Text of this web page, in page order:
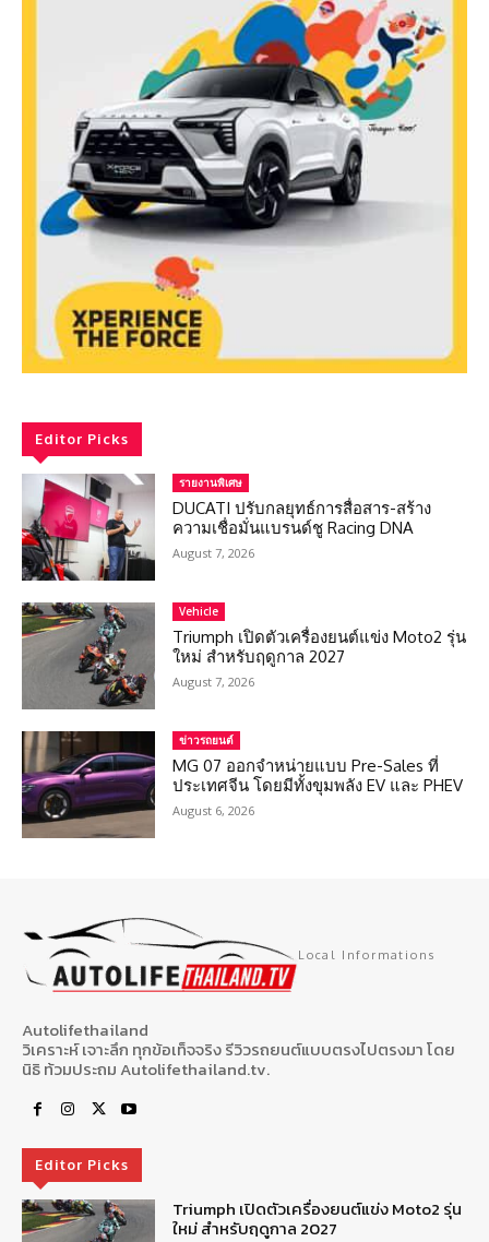
Editor Picks
รายงานพิเศษ
DUCATI ปรับกลยุทธ์การสื่อสาร-สร้าง
ความเชื่อมั่นแบรนด์ชู Racing DNA
August 7, 2026
Vehicle
Triumph เปิดตัวเครื่องยนต์แข่ง Moto2 รุ่น
ใหม่ สำหรับฤดูกาล 2027
August 7, 2026
ข่าวรถยนต์
MG 07 ออกจำหน่ายแบบ Pre-Sales ที่
ประเทศจีน โดยมีทั้งขุมพลัง EV และ PHEV
August 6, 2026
Local Informations
Autolifethailand
วิเคราะห์ เจาะลึก ทุกข้อเท็จจริง รีวิวรถยนต์แบบตรงไปตรงมา โดย
นิธิ ท้วมประถม Autolifethailand.tv.
Editor Picks
Triumph เปิดตัวเครื่องยนต์แข่ง Moto2 รุ่น
ใหม่ สำหรับฤดูกาล 2027